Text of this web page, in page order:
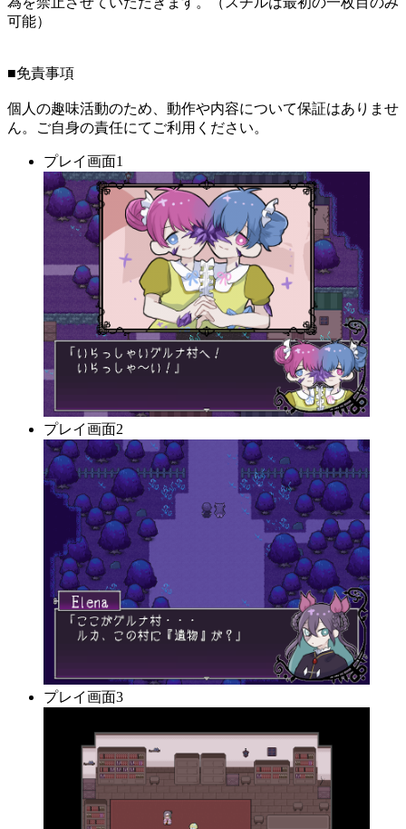
可能）
■免責事項
個人の趣味活動のため、動作や内容について保証はありませ
ん。ご自身の責任にてご利用ください。
プレイ画面1
プレイ画面2
プレイ画面3